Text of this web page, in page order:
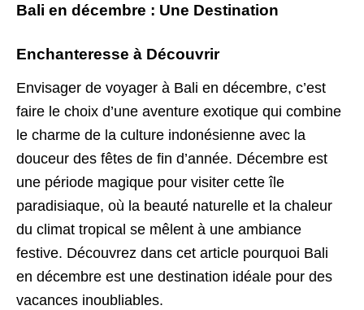
Bali en décembre : Une Destination
Enchanteresse à Découvrir
Envisager de voyager à Bali en décembre, c’est
faire le choix d’une aventure exotique qui combine
le charme de la culture indonésienne avec la
douceur des fêtes de fin d’année. Décembre est
une période magique pour visiter cette île
paradisiaque, où la beauté naturelle et la chaleur
du climat tropical se mêlent à une ambiance
festive. Découvrez dans cet article pourquoi Bali
en décembre est une destination idéale pour des
vacances inoubliables.